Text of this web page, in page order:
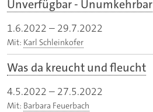
Unverfügbar - Unumkehrbar
1.6.2022 – 29.7.2022
Mit: Karl Schleinkofer
Was da kreucht und fleucht
4.5.2022 – 27.5.2022
Mit: Barbara Feuerbach